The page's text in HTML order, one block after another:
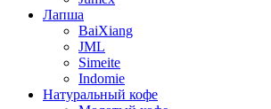
Лапша
BaiXiang
JML
Simeite
Indomie
Натуральный кофе